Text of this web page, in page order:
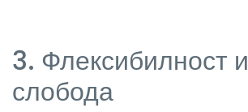
3. Флексибилност и
слобода